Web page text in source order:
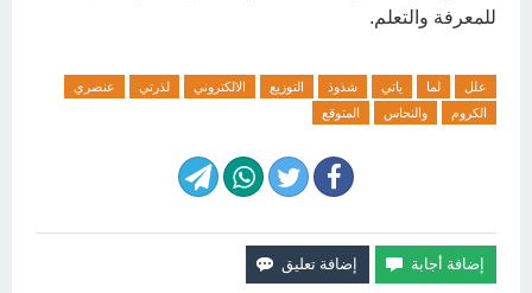
للمعرفة والتعلم.
علل لما ياتي شذوذ التوزيع الالكتروني لذرتي
عنصري
الكروم
والنحاس المتوقع